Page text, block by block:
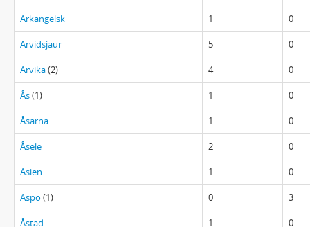
Arkangelsk 1 0
Arvidsjaur 5 0
Arvika(2) 4 0
Ås(1) 1 0
Åsarna 1 0
Åsele 2 0
Asien 1 0
Aspö (1) 0 3
Åstad 1 0